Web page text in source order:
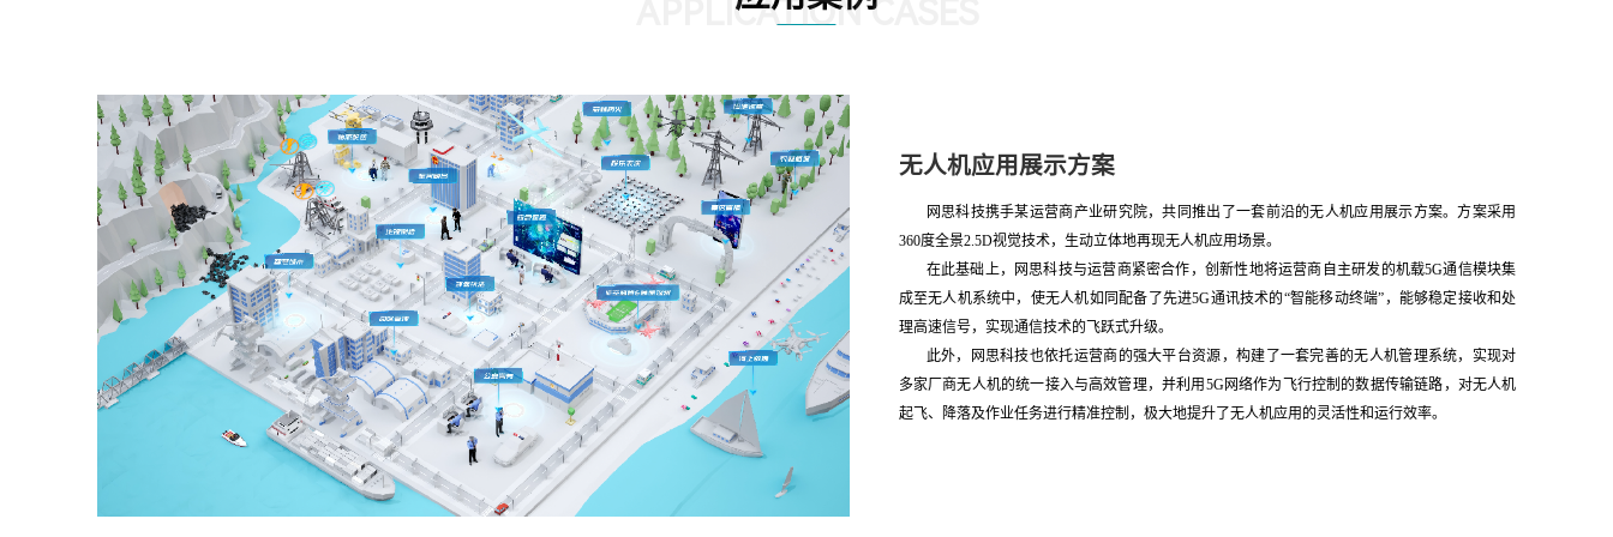
APPLICATION CASES
无人机应用展示方案
网思科技携手某运营商产业研究院，共同推出了一套前沿的无人机应用展示方案。方案采用
360度全景2.5D视觉技术，生动立体地再现无人机应用场景。
在此基础上，网思科技与运营商紧密合作，创新性地将运营商自主研发的机载5G通信模块集
成至无人机系统中，使无人机如同配备了先进5G通讯技术的“智能移动终端”，能够稳定接收和处
理高速信号，实现通信技术的飞跃式升级。
此外，网思科技也依托运营商的强大平台资源，构建了一套完善的无人机管理系统，实现对
多家厂商无人机的统一接入与高效管理，并利用5G网络作为飞行控制的数据传输链路，对无人机
起飞、降落及作业任务进行精准控制，极大地提升了无人机应用的灵活性和运行效率。